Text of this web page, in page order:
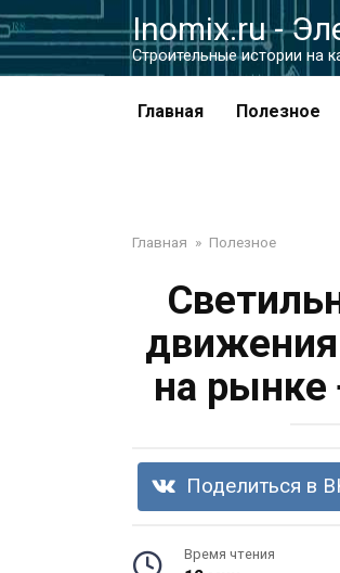
Перейти
к
контенту
Inomix.ru -
Cтроительные истории на
Главная Полезное
Главная » Полезное
на рынке
Поделиться в
Время чтения